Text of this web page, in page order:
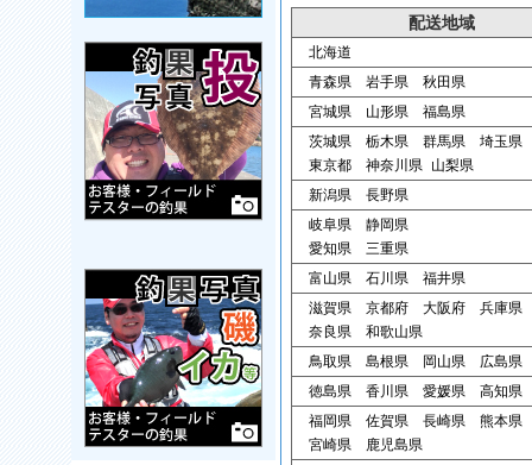
配送地域
北海道
青森県 岩手県 秋田県
宮城県 山形県 福島県
茨城県 栃木県 群馬県 埼玉県
東京都 神奈川県 山梨県
新潟県 長野県
岐阜県 静岡県
愛知県 三重県
富山県 石川県 福井県
滋賀県 京都府 大阪府 兵庫県
奈良県 和歌山県
鳥取県 島根県 岡山県 広島県
徳島県 香川県 愛媛県 高知県
福岡県 佐賀県 長崎県 熊本県
宮崎県 鹿児島県